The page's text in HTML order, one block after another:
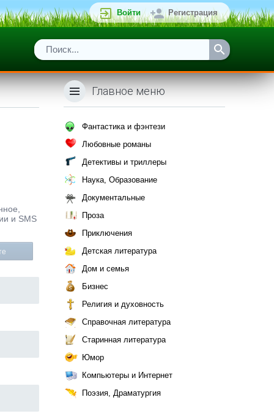
Войти Регистрация
и SMS
Главное меню
Фантастика и фэнтези
Любовные романы
Детективы и триллеры
Наука, Образование
Документальные
Проза
Приключения
Детская литература
Дом и семья
Бизнес
Религия и духовность
Справочная литература
Старинная литература
Юмор
Компьютеры и Интернет
Поэзия, Драматургия